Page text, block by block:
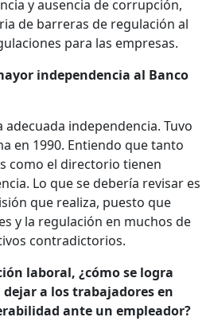
y ausencia de corrupción,
de barreras de regulación al
para las empresas.
independencia al Banco
independencia. Tuvo
en 1990. Entiendo que tanto
como el directorio tienen
Lo que se debería revisar es
que realiza, puesto que
y la regulación en muchos de
contradictorios.
laboral, ¿cómo se logra
a los trabajadores en
ante un empleador?